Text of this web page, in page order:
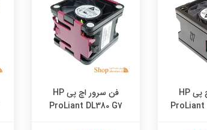
فن سرور اچ پی HP
ProLiant
فن سرور اچ پی HP
ProLiant DL380 G7